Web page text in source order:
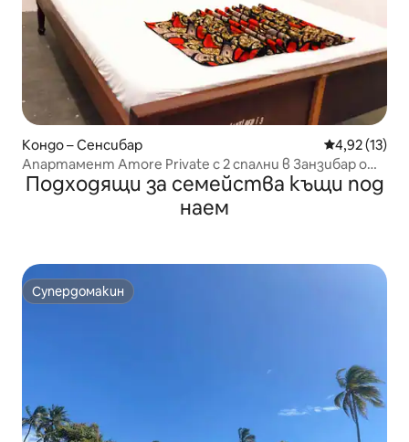
Кондо – Сенсибар Средна
4,92 (13)
Апартамент Amore Private с 2 спални в Занзибар от
Monalisa
Подходящи за семейства къщи под
наем
Супердомакин
Супердомакин